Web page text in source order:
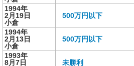
1994年
2月19日
小倉
500万円以下
1994年
2月13日
小倉
500万円以下
1993年
8月7日
未勝利